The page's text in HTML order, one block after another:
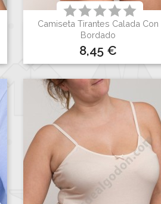
Camiseta Tirantes Calada Con
Bordado
Precio
8,45 €
Vista rápida
Blanco